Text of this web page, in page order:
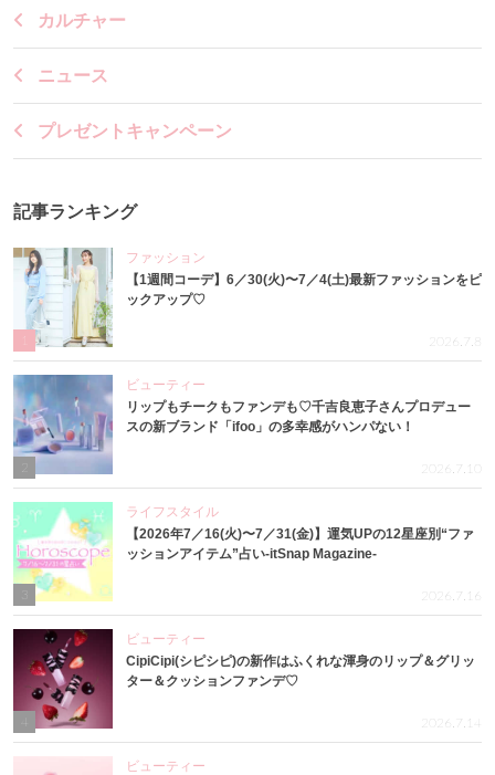
カルチャー
ニュース
プレゼントキャンペーン
記事ランキング
ファッション
【1週間コーデ】6／30(火)〜7／4(土)最新ファッションをピ
ックアップ♡
2026.7.8
ビューティー
リップもチークもファンデも♡千吉良恵子さんプロデュー
スの新ブランド「ifoo」の多幸感がハンパない！
2026.7.10
3
ライフスタイル
【2026年7／16(火)〜7／31(金)】運気UPの12星座別“ファ
ッションアイテム”占い-itSnap Magazine-
2026.7.16
4
ビューティー
CipiCipi(シピシピ)の新作はふくれな渾身のリップ＆グリッ
ター＆クッションファンデ♡
2026.7.14
ビューティー